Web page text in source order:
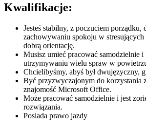
Kwalifikacje:
Jesteś stabilny, z poczuciem porządku,
zachowywaniu spokoju w stresujących
dobrą orientację.
Musisz umieć pracować samodzielnie
utrzymywaniu wielu spraw w
Chcielibyśmy, abyś był dwujęzyczny,
Być przyzwyczajonym do korzystania
znajomość Microsoft Office.
Może pracować samodzielnie i jest
rozwiązania.
Posiada prawo jazdy